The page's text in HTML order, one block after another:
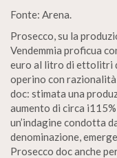
Fonte: Arena.
Prosecco, su la
Vendemmia proficua
euro al litro di ettolitri
operino con
doc: stimata una
aumento di circa
un’indagine condotta
denominazione,
Prosecco doc anche